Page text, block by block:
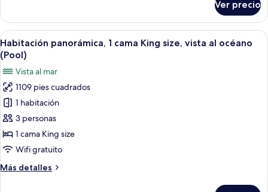
Ver precio
Abrir
todas
las
fotos
de
Habitación
panorámica,
1
cama
size,
Un área de estar al aire libre con
5
Habitación panorámica, 1 cama King size, vista al océano
(Pool)
Vista al mar
1109 pies cuadrados
1 habitación
3 personas
1 cama King size
Wifi gratuito
Más detalles
Más